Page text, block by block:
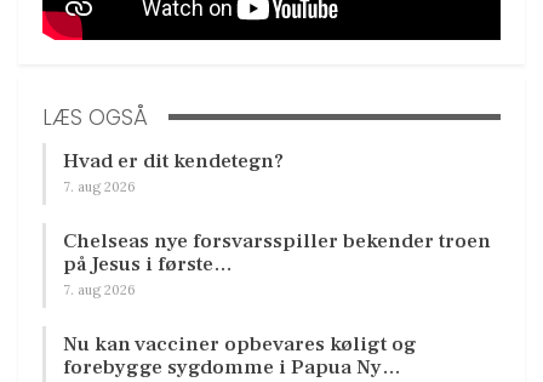
LÆS OGSÅ
Hvad er dit kendetegn?
7. aug 2026
Chelseas nye forsvarsspiller bekender troen
på Jesus i første…
7. aug 2026
Nu kan vacciner opbevares køligt og
forebygge sygdomme i Papua Ny…